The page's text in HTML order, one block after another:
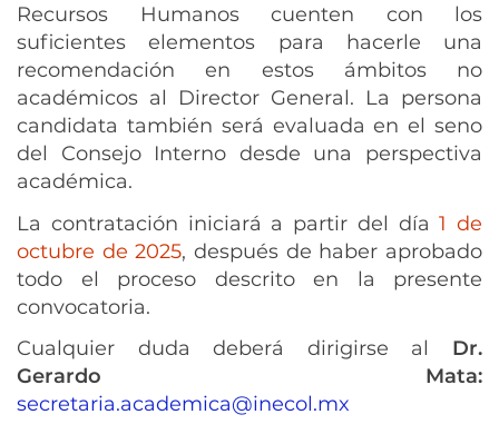
Recursos Humanos cuenten con los
suficientes elementos para hacerle una
recomendación en estos ámbitos no
académicos al Director General. La persona
candidata también será evaluada en el seno
del Consejo Interno desde una perspectiva
académica.
La contratación iniciará a partir del día1 de
octubre de 2025, después de haber aprobado
todo el proceso descrito en la presente
convocatoria.
Cualquier duda deberá dirigirse al Dr.
Gerardo Mata:
secretaria.academica@inecol.mx